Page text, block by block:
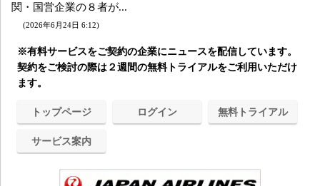
関・国営企業の８者が...
(2026年6月24日 6:12)
※有料サービスをご契約の企業にニュースを配信しています。
契約をご検討の際は２週間の無料トライアルをご利用いただけ
ます。
トップページ ログイン 無料トライアル
サービス案内